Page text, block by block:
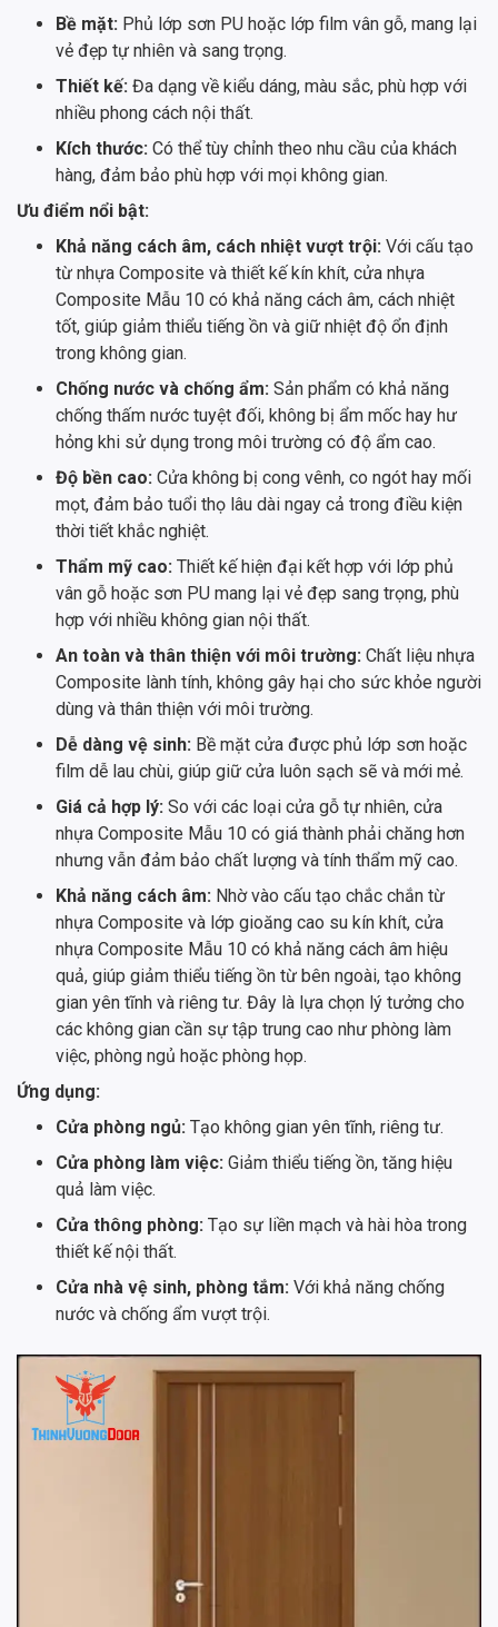
Bề mặt: Phủ lớp sơn PU hoặc lớp film vân gỗ, mang lại
vẻ đẹp tự nhiên và sang trọng.
Thiết kế: Đa dạng về kiểu dáng, màu sắc, phù hợp với
nhiều phong cách nội thất.
Kích thước: Có thể tùy chỉnh theo nhu cầu của khách
hàng, đảm bảo phù hợp với mọi không gian.
Ưu điểm nổi bật:
Khả năng cách âm, cách nhiệt vượt trội: Với cấu tạo
từ nhựa Composite và thiết kế kín khít, cửa nhựa
Composite Mẫu 10 có khả năng cách âm, cách nhiệt
tốt, giúp giảm thiểu tiếng ồn và giữ nhiệt độ ổn định
trong không gian.
Chống nước và chống ẩm: Sản phẩm có khả năng
chống thấm nước tuyệt đối, không bị ẩm mốc hay hư
hỏng khi sử dụng trong môi trường có độ ẩm cao.
Độ bền cao: Cửa không bị cong vênh, co ngót hay mối
mọt, đảm bảo tuổi thọ lâu dài ngay cả trong điều kiện
thời tiết khắc nghiệt.
Thẩm mỹ cao: Thiết kế hiện đại kết hợp với lớp phủ
vân gỗ hoặc sơn PU mang lại vẻ đẹp sang trọng, phù
hợp với nhiều không gian nội thất.
An toàn và thân thiện với môi trường: Chất liệu nhựa
Composite lành tính, không gây hại cho sức khỏe người
dùng và thân thiện với môi trường.
Dễ dàng vệ sinh: Bề mặt cửa được phủ lớp sơn hoặc
film dễ lau chùi, giúp giữ cửa luôn sạch sẽ và mới mẻ.
Giá cả hợp lý: So với các loại cửa gỗ tự nhiên, cửa
nhựa Composite Mẫu 10 có giá thành phải chăng hơn
nhưng vẫn đảm bảo chất lượng và tính thẩm mỹ cao.
Khả năng cách âm: Nhờ vào cấu tạo chắc chắn từ
nhựa Composite và lớp gioăng cao su kín khít, cửa
nhựa Composite Mẫu 10 có khả năng cách âm hiệu
quả, giúp giảm thiểu tiếng ồn từ bên ngoài, tạo không
gian yên tĩnh và riêng tư. Đây là lựa chọn lý tưởng cho
các không gian cần sự tập trung cao như phòng làm
việc, phòng ngủ hoặc phòng họp.
Ứng dụng:
Cửa phòng ngủ: Tạo không gian yên tĩnh, riêng tư.
Cửa phòng làm việc: Giảm thiểu tiếng ồn, tăng hiệu
quả làm việc.
Cửa thông phòng: Tạo sự liền mạch và hài hòa trong
thiết kế nội thất.
Cửa nhà vệ sinh, phòng tắm: Với khả năng chống
nước và chống ẩm vượt trội.